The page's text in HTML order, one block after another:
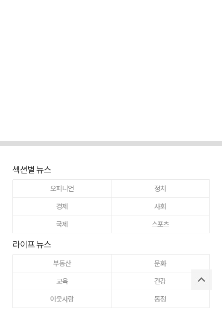
섹션별 뉴스
오피니언
정치
경제
사회
국제
스포츠
라이프 뉴스
부동산
문화
교육
건강
이웃사랑
동정